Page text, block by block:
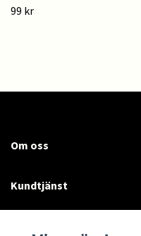
99 kr
Om oss
Kundtjänst